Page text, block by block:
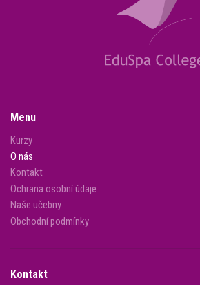
Menu
Kurzy
O nás
Kontakt
Ochrana osobní údaje
Naše učebny
Obchodní podmínky
Kontakt